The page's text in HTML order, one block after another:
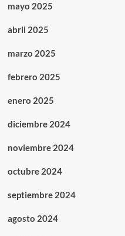
mayo 2025
abril 2025
marzo 2025
febrero 2025
enero 2025
diciembre 2024
noviembre 2024
octubre 2024
septiembre 2024
agosto 2024